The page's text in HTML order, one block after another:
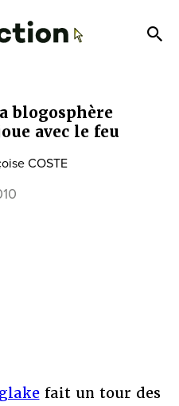
blogosphère
avec le feu
COSTE
fait un tour des